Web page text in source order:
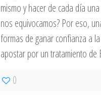
mismo y hacer de cada día
nos equivocamos? Por eso,
formas de ganar confianza a
apostar por un tratamiento de
0